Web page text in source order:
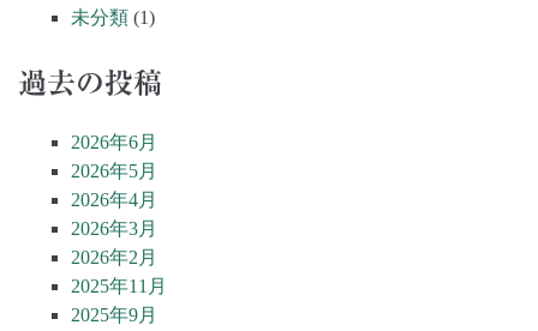
未分類 (1)
過去の投稿
2026年6月
2026年5月
2026年4月
2026年3月
2026年2月
2025年11月
2025年9月